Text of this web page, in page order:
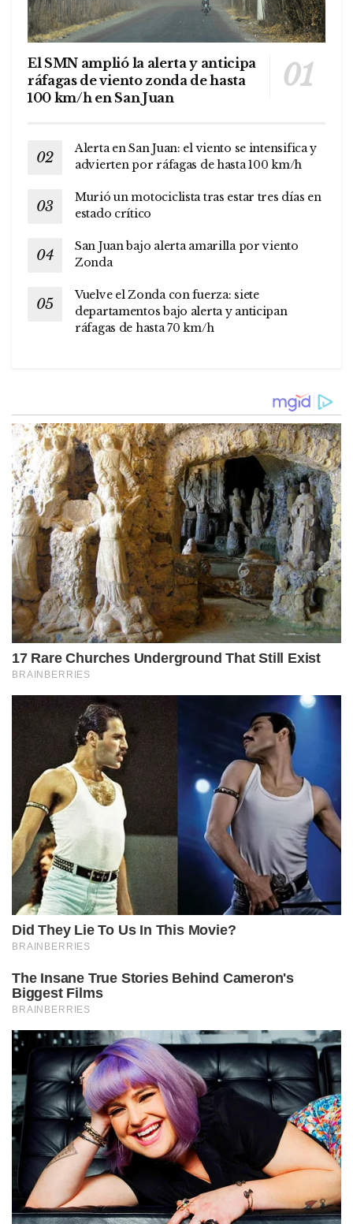
El SMN amplió la alerta y anticipa
ráfagas de viento zonda de hasta
100 km/h en San Juan
Alerta en San Juan: el viento se intensifica y
advierten por ráfagas de hasta 100 km/h
Murió un motociclista tras estar tres días en
estado crítico
San Juan bajo alerta amarilla por viento
Zonda
Vuelve el Zonda con fuerza: siete
departamentos bajo alerta y anticipan
ráfagas de hasta 70 km/h